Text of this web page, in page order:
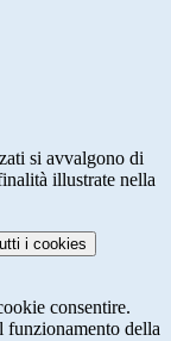
si avvalgono di
illustrate nella
i cookies
consentire.
funzionamento della